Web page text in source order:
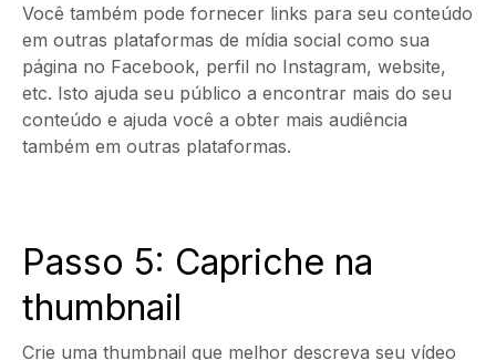
Você também pode fornecer links para seu conteúdo
em outras plataformas de mídia social como sua
página no Facebook, perfil no Instagram, website,
etc. Isto ajuda seu público a encontrar mais do seu
conteúdo e ajuda você a obter mais audiência
também em outras plataformas.
Passo 5: Capriche na
thumbnail
Crie uma thumbnail que melhor descreva seu vídeo